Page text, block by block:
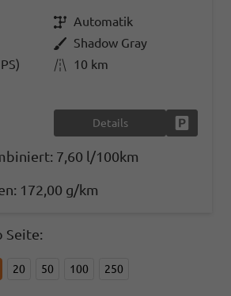
GetriebeAutomatik
AußenfarbeShadow Gray
Kilometerstand 10 km
Details
7,60 l/100km
172,00 g/km
Seite:
20 50 100 250